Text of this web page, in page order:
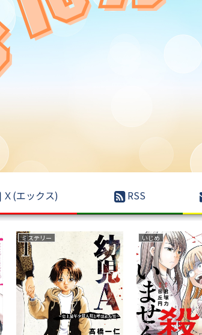
Ｘ(エックス) RSS
ファンタジー 育児・子育て